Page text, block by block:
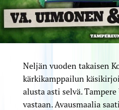
Neljän vuoden takaisen
kärkikamppailun
alusta asti selvä.
vastaan. Avausmaalia